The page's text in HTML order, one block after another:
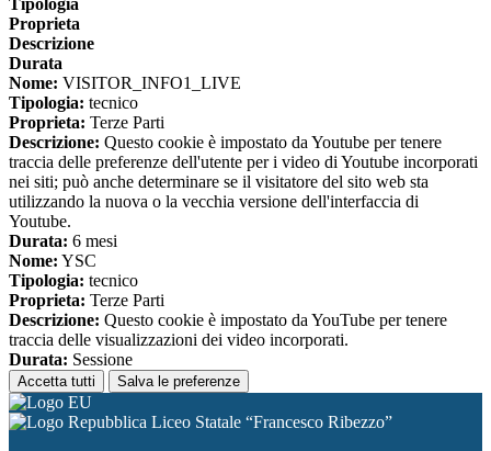
Tipologia
Proprieta
Descrizione
Durata
Nome: VISITOR_INFO1_LIVE
Tipologia: tecnico
Proprieta: Terze Parti
Descrizione: Questo cookie è impostato da Youtube per tenere
traccia delle preferenze dell'utente per i video di Youtube incorporati
nei siti; può anche determinare se il visitatore del sito web sta
utilizzando la nuova o la vecchia versione dell'interfaccia di
Youtube.
Durata: 6 mesi
Nome: YSC
Tipologia: tecnico
Proprieta: Terze Parti
Descrizione: Questo cookie è impostato da YouTube per tenere
traccia delle visualizzazioni dei video incorporati.
Durata: Sessione
Accetta tutti Salva le preferenze
Liceo Statale “Francesco Ribezzo”